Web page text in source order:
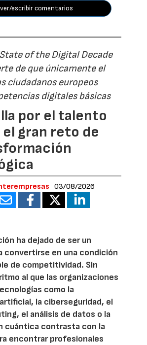
ver/escribir comentarios
of the Digital Decade
de que únicamente el
ciudadanos europeos
digitales básicas
por el talento
gran reto de
03/08/2026
ha dejado de ser un
convertirse en una condición
de competitividad. Sin
al que las organizaciones
como la
la ciberseguridad, el
el análisis de datos o la
cuántica contrasta con la
encontrar profesionales